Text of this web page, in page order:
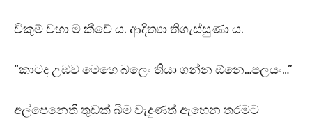
විකුම් වහා ම කීවේ ය. ආදිත්‍යා තිගැස්සුණා ය.
“කාටද උඹව මෙහෙ බලෙං තියා ගන්න ඕනෙ…පලයං…”
අල්පෙනෙති තුඩක් බිම වැදුණත් ඇහෙන තරමට